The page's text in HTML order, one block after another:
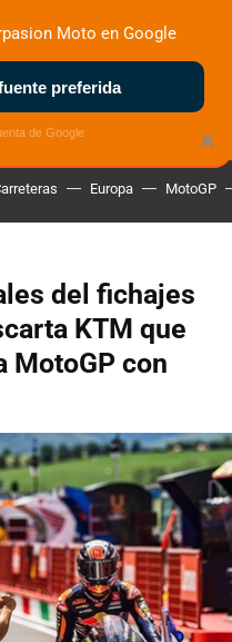
MOTOS ELÉCTRICAS
Europa MotoGP
del fichajes
KTM que
MotoGP con
×
Moto en Google
preferida
de Google